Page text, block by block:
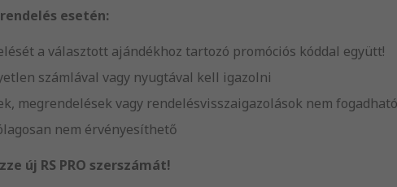
esetén:
a választott ajándékhoz tartozó promóciós kóddal együtt!
számlával vagy nyugtával kell igazolni
megrendelések vagy rendelésvisszaigazolások nem
nem érvényesíthető
új RS PRO szerszámát!